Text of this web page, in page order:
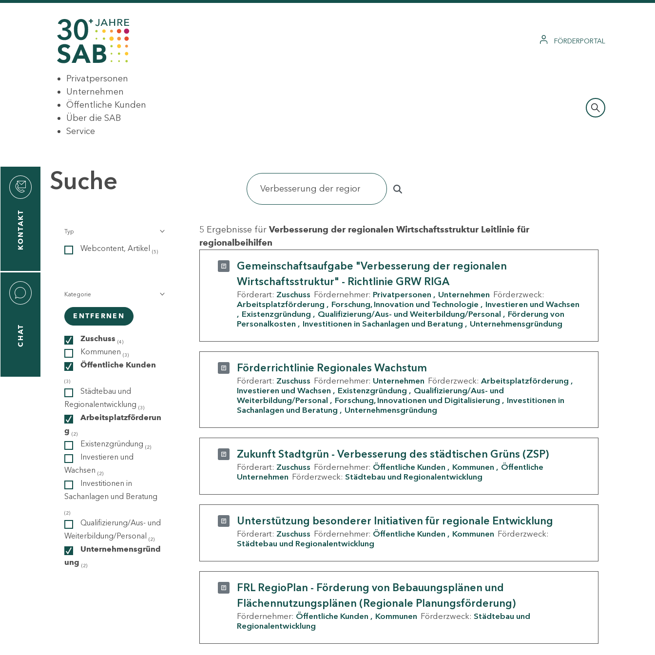
FÖRDERPORTAL
Privatpersonen
Unternehmen
Öffentliche Kunden
Über die SAB
Service
KONTAKT
CHAT
Suche
Typ
Webcontent, Artikel (5)
Kategorie
ENTFERNEN
Zuschuss (4)
Kommunen (3)
Öffentliche Kunden
(3)
Städtebau und
Regionalentwicklung (3)
Arbeitsplatzförderun
g (2)
Existenzgründung (2)
Investieren und
Wachsen (2)
Investitionen in
Sachanlagen und Beratung
(2)
Qualifizierung/Aus- und
Weiterbildung/Personal (2)
Unternehmensgründ
ung (2)
5 Ergebnisse für Verbesserung der regionalen Wirtschaftsstruktur Leitlinie für
regionalbeihilfen
Gemeinschaftsaufgabe "Verbesserung der regionalen
Wirtschaftsstruktur" - Richtlinie GRW RIGA
Förderart: Zuschuss Fördernehmer: Privatpersonen Unternehmen Förderzweck:
Arbeitsplatzförderung
Forschung, Innovation und Technologie
Investieren und Wachsen
Existenzgründung
Qualifizierung/Aus- und Weiterbildung/Personal
Förderung von
Personalkosten
Investitionen in Sachanlagen und Beratung Unternehmensgründung
Förderrichtlinie Regionales Wachstum
Förderart: Zuschuss Fördernehmer: Unternehmen Förderzweck: Arbeitsplatzförderung
Investieren und Wachsen
Existenzgründung
Qualifizierung/Aus- und
Weiterbildung/Personal
Forschung, Innovationen und Digitalisierung
Investitionen in
Sachanlagen und Beratung
Unternehmensgründung
Zukunft Stadtgrün - Verbesserung des städtischen Grüns (ZSP)
Förderart: Zuschuss Fördernehmer: Öffentliche Kunden Kommunen
Öffentliche
Unternehmen Förderzweck: Städtebau und Regionalentwicklung
Unterstützung besonderer Initiativen für regionale Entwicklung
Förderart: Zuschuss Fördernehmer: Öffentliche Kunden Kommunen Förderzweck:
Städtebau und Regionalentwicklung
FRL RegioPlan - Förderung von Bebauungsplänen und
Flächennutzungsplänen (Regionale Planungsförderung)
Fördernehmer: Öffentliche Kunden Kommunen Förderzweck: Städtebau und
Regionalentwicklung